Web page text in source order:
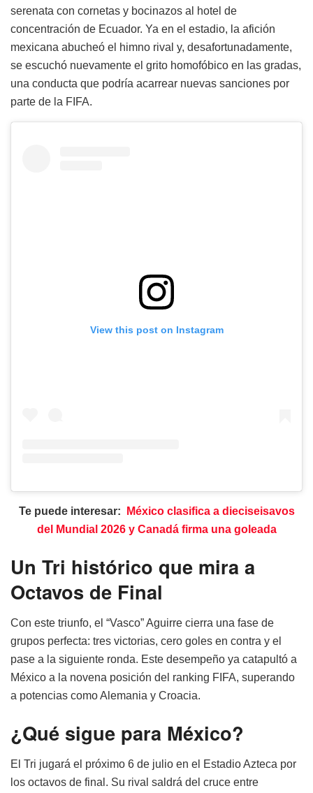
serenata con cornetas y bocinazos al hotel de
concentración de Ecuador. Ya en el estadio, la afición
mexicana abucheó el himno rival y, desafortunadamente,
se escuchó nuevamente el grito homofóbico en las gradas,
una conducta que podría acarrear nuevas sanciones por
parte de la FIFA.
View this post on Instagram
Te puede interesar:
México clasifica a dieciseisavos
del Mundial 2026 y Canadá firma una goleada
Un Tri histórico que mira a
Octavos de Final
Con este triunfo, el “Vasco” Aguirre cierra una fase de
grupos perfecta: tres victorias, cero goles en contra y el
pase a la siguiente ronda. Este desempeño ya catapultó a
México a la novena posición del ranking FIFA, superando
a potencias como Alemania y Croacia.
¿Qué sigue para México?
El Tri jugará el próximo 6 de julio en el Estadio Azteca por
los octavos de final. Su rival saldrá del cruce entre